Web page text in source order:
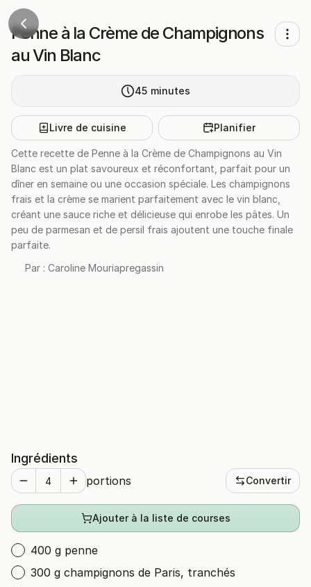
Penne à la Crème de Champignons
au Vin Blanc
45 minutes
Livre de cuisine Planifier
Cette recette de Penne à la Crème de Champignons au Vin
Blanc est un plat savoureux et réconfortant, parfait pour un
dîner en semaine ou une occasion spéciale. Les champignons
frais et la crème se marient parfaitement avec le vin blanc,
créant une sauce riche et délicieuse qui enrobe les pâtes. Un
peu de parmesan et de persil frais ajoutent une touche finale
parfaite.
Par : Caroline Mouriapregassin
Ingrédients
portions Convertir
Ajouter à la liste de courses
400 g penne
300 g champignons de Paris, tranchés